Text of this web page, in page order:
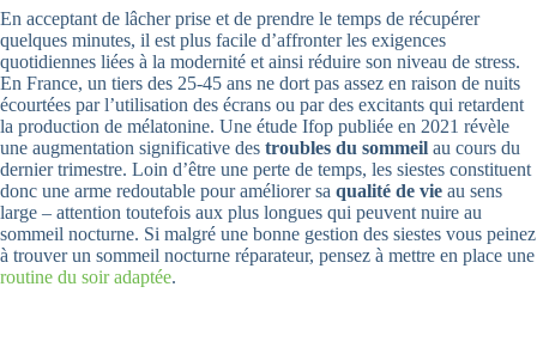
En acceptant de lâcher prise et de prendre le temps de récupérer
quelques minutes, il est plus facile d’affronter les exigences
quotidiennes liées à la modernité et ainsi réduire son niveau de stress.
En France, un tiers des 25-45 ans ne dort pas assez en raison de nuits
écourtées par l’utilisation des écrans ou par des excitants qui retardent
la production de mélatonine. Une étude Ifop publiée en 2021 révèle
une augmentation significative des troubles du sommeil au cours du
dernier trimestre. Loin d’être une perte de temps, les siestes constituent
donc une arme redoutable pour améliorer sa qualité de vie au sens
large – attention toutefois aux plus longues qui peuvent nuire au
sommeil nocturne. Si malgré une bonne gestion des siestes vous peinez
à trouver un sommeil nocturne réparateur, pensez à mettre en place une
routine du soir adaptée.